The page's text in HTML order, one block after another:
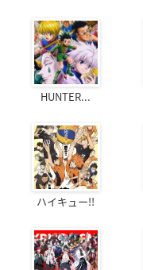
HUNTER...
ハイキュー!!